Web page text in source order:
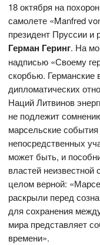
18 октября на
самолете «Manfred
президент Пруссии и
Герман Геринг. На
надписью «Своему
скорбью.
дипломатических
Наций Литвинов
не подлежит
марсельские
непосредственных
может быть, и
властей
целом верной:
раскрыли перед
для сохранения
мира представляет
времени».